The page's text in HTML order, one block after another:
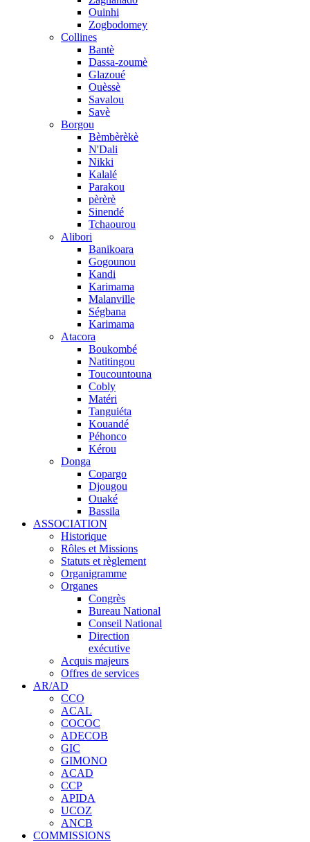
Ouinhi
Zogbodomey
Collines
Bantè
Dassa-zoumè
Glazoué
Ouèssè
Savalou
Savè
Borgou
Bèmbèrèkè
N'Dali
Nikki
Kalalé
Parakou
pèrèrè
Sinendé
Tchaourou
Alibori
Banikoara
Gogounou
Kandi
Karimama
Malanville
Ségbana
Karimama
Atacora
Boukombé
Natitingou
Toucountouna
Cobly
Matéri
Tanguiéta
Kouandé
Péhonco
Kérou
Donga
Copargo
Djougou
Ouaké
Bassila
ASSOCIATION
Historique
Rôles et Missions
Statuts et règlement
Organigramme
Organes
Congrès
Bureau National
Conseil National
Direction
exécutive
Acquis majeurs
Offres de services
AR/AD
CCO
ACAL
COCOC
ADECOB
GIC
GIMONO
ACAD
CCP
APIDA
UCOZ
ANCB
COMMISSIONS